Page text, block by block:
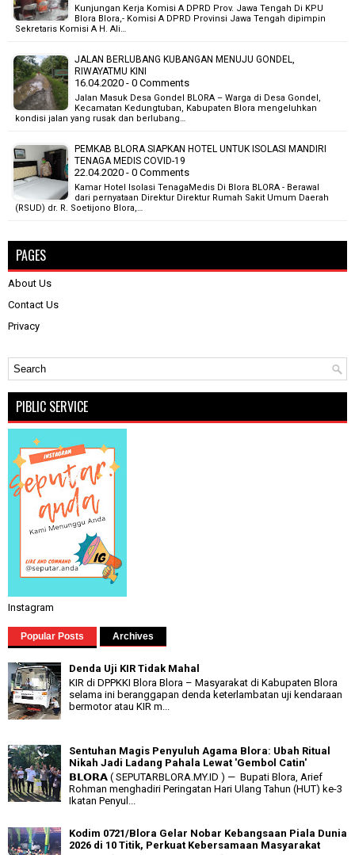
Kunjungan Kerja Komisi A DPRD Prov. Jawa Tengah Di KPU
Blora Blora,- Komisi A DPRD Provinsi Jawa Tengah dipimpin
Sekretaris Komisi A H. Ali…
JALAN BERLUBANG KUBANGAN MENUJU GONDEL,
RIWAYATMU KINI
16.04.2020 - 0 Comments
Jalan Masuk Desa Gondel BLORA – Warga di Desa Gondel,
Kecamatan Kedungtuban, Kabupaten Blora mengeluhkan
kondisi jalan yang rusak dan berlubang…
PEMKAB BLORA SIAPKAN HOTEL UNTUK ISOLASI MANDIRI
TENAGA MEDIS COVID-19
22.04.2020 - 0 Comments
Kamar Hotel Isolasi TenagaMedis Di Blora BLORA - Berawal
dari pernyataan Direktur Direktur Rumah Sakit Umum Daerah
(RSUD) dr. R. Soetijono Blora,…
PAGES
About Us
Contact Us
Privacy
PIBLIC SERVICE
Instagram
Popular Posts Archives
Denda Uji KIR Tidak Mahal
KIR di DPPKKI Blora Blora – Masyarakat di Kabupaten Blora
selama ini beranggapan denda keterlambatan uji kendaraan
bermotor atau KIR m...
Sentuhan Magis Penyuluh Agama Blora: Ubah Ritual
Nikah Jadi Ladang Pahala Lewat 'Gembol Catin'
𝗕𝗟𝗢𝗥𝗔 ( SEPUTARBLORA.MY.ID ) — Bupati Blora, Arief
Rohman menghadiri Peringatan Hari Ulang Tahun (HUT) ke-3
Ikatan Penyul...
Kodim 0721/Blora Gelar Nobar Kebangsaan Piala Dunia
2026 di 10 Titik, Perkuat Kebersamaan Masyarakat